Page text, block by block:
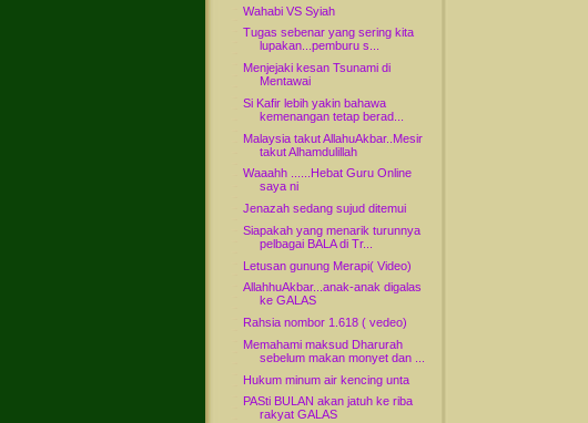
Wahabi VS Syiah
Tugas sebenar yang sering kita
lupakan...pemburu s...
Menjejaki kesan Tsunami di
Mentawai
Si Kafir lebih yakin bahawa
kemenangan tetap berad...
Malaysia takut AllahuAkbar..Mesir
takut Alhamdulillah
Waaahh ......Hebat Guru Online
saya ni
Jenazah sedang sujud ditemui
Siapakah yang menarik turunnya
pelbagai BALA di Tr...
Letusan gunung Merapi( Video)
AllahhuAkbar...anak-anak digalas
ke GALAS
Rahsia nombor 1.618 ( vedeo)
Memahami maksud Dharurah
sebelum makan monyet dan ...
Hukum minum air kencing unta
PASti BULAN akan jatuh ke riba
rakyat GALAS